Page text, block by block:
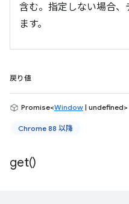
含む。指定しない場合、
ます。
戻り値
Promise<Window | undefined>
Chrome 88 以降
get()